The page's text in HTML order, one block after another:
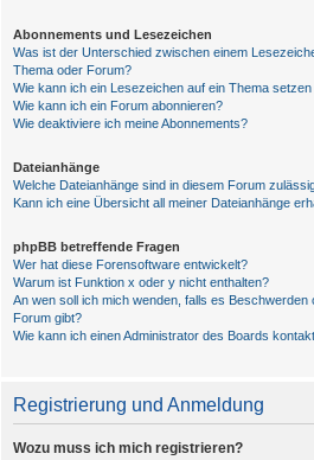
Abonnements und Lesezeichen
Was ist der Unterschied zwischen einem
Thema oder Forum?
Wie kann ich ein Lesezeichen auf ein Thema
Wie kann ich ein Forum abonnieren?
Wie deaktiviere ich meine Abonnements?
Dateianhänge
Welche Dateianhänge sind in diesem Forum
Kann ich eine Übersicht all meiner Dateianhänge
phpBB betreffende Fragen
Wer hat diese Forensoftware entwickelt?
Warum ist Funktion x oder y nicht enthalten?
An wen soll ich mich wenden, falls es
Forum gibt?
Wie kann ich einen Administrator des Boards
Registrierung und Anmeldung
Wozu muss ich mich registrieren?